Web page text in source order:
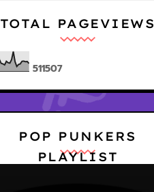
TOTAL PAGEVIEWS
511507
POP PUNKERS
PLAYLIST